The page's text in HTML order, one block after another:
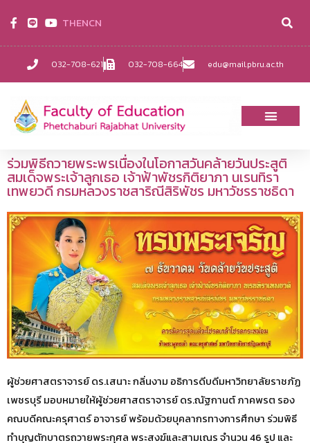
032-708-621 032-708-664 edu@mail.pbru.ac.th
THENCN
ร่วมพิธีถวายพระพรเนื่องในโอกาสวันคล้ายวันประสูติ
สมเด็จพระเจ้าลูกเธอ เจ้าฟ้าพัชรกิติยาภา นเรนทิรา
เทพยวดี กรมหลวงราชสาริณีสิริพัชร มหาวัชรราชธิดา
ผู้ช่วยศาสตราจารย์ ดร.เสนาะ กลิ่นงาม อธิการดีบดีมหาวิทยาลัยราชภัฏ
เพชรบุรี มอบหมายให้ผู้ช่วยศาสตราจารย์ ดร.ณัฐกานต์ ภาคพรต รอง
คณบดีคณะครุศาตร์ อาจารย์ พร้อมด้วยบุคลากรทางการศึกษา ร่วมพิธี
ทำบุญตักบาตรถวายพระกุศล พระสงฆ์และสามเณร จำนวน 46 รูป และ